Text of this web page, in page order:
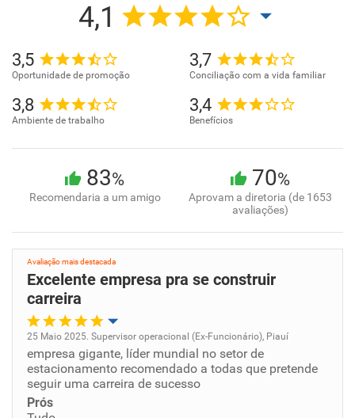
4,1
3,5
Oportunidade de promoção
3,7
Conciliação com a vida familiar
3,8
Ambiente de trabalho
3,4
Benefícios
83%
Recomendaria a um amigo
70%
Aprovam a diretoria (de 1653
avaliações)
Avaliação mais destacada
Excelente empresa pra se construir
carreira
Oportunidade de promoção
Ambiente de trabalho
25 Maio 2025. Supervisor operacional (Ex-Funcionário), Piauí
empresa gigante, líder mundial no setor de
estacionamento recomendado a todas que pretende
seguir uma carreira de sucesso
Prós